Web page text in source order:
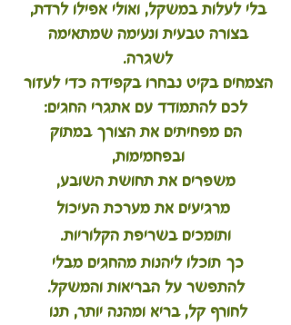
בלי לעלות במשקל, ואולי אפילו לרדת,
בצורה טבעית ונעימה שמתאימה
לשגרה.
הצמחים בקיט נבחרו בקפידה כדי לעזור
לכם להתמודד עם אתגרי החגים:
הם מפחיתים את הצורך במתוק
ובפחמימות,
משפרים את תחושת השובע,
מרגיעים את מערכת העיכול
ותומכים בשריפת הקלוריות.
כך תוכלו ליהנות מהחגים מבלי
להתפשר על הבריאות והמשקל.
לחורף קל, בריא ומהנה יותר, תנו